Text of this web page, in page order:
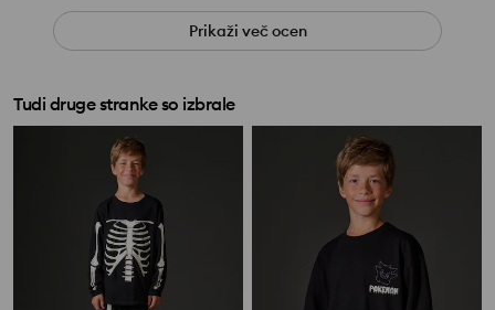
Prikaži več ocen
Tudi druge stranke so izbrale